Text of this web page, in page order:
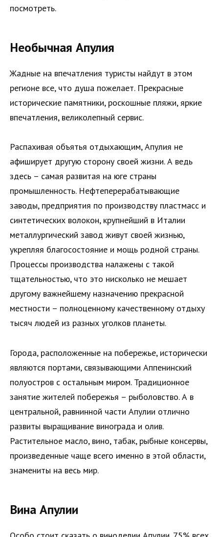
посмотреть.
Необычная Апулия
Жадные на впечатления туристы найдут в этом
регионе все, что душа пожелает. Прекрасные
исторические памятники, роскошные пляжи, яркие
впечатления, великолепный сервис.
Распахивая объятья отдыхающим, Апулия не
афиширует другую сторону своей жизни. А ведь
здесь – самая развитая на юге страны
промышленность. Нефтеперерабатывающие
заводы, предприятия по производству пластмасс и
синтетических волокон, крупнейший в Италии
металлургический завод живут своей жизнью,
укрепляя благосостояние и мощь родной страны.
Процессы производства налажены с такой
тщательностью, что это нисколько не мешает
другому важнейшему назначению прекрасной
местности – полноценному качественному отдыху
тысяч людей из разных уголков планеты.
Города, расположенные на побережье, исторически
являются портами, связывающими Аппенинский
полуостров с остальным миром. Традиционное
занятие жителей побережья – рыболовство. А в
центральной, равнинной части Апулии отлично
развиты выращивание винограда и олив.
Растительное масло, вино, табак, рыбные консервы,
произведенные чаще всего именно в этой области,
знамениты на весь мир.
Вина Апулии